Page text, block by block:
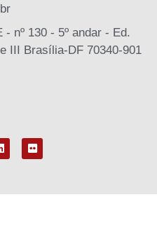
nº 130 - 5º andar - Ed.
III Brasília-DF 70340-901